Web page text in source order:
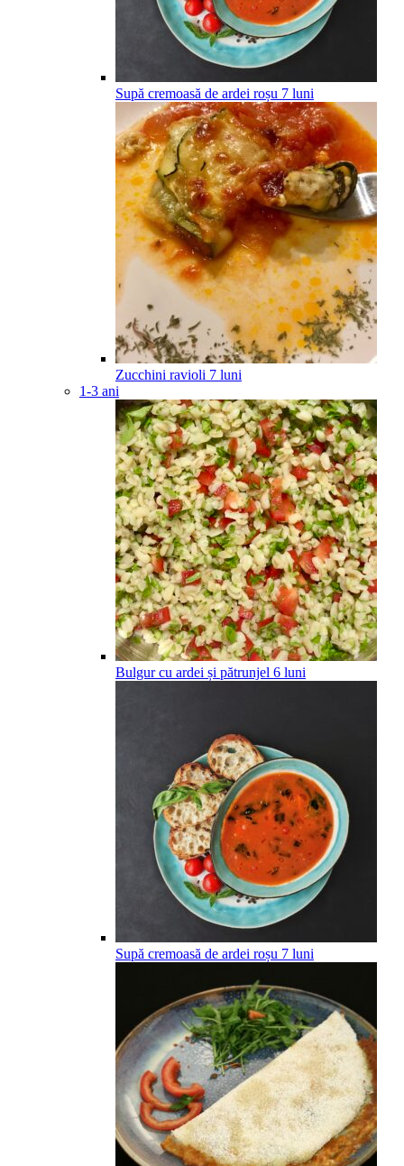
Supă cremoasă de ardei roșu 7 luni
Zucchini ravioli 7 luni
1-3 ani
Bulgur cu ardei și pătrunjel 6 luni
Supă cremoasă de ardei roșu 7 luni